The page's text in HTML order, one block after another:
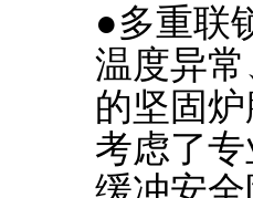
●多重联
温度异
的坚固
考虑了